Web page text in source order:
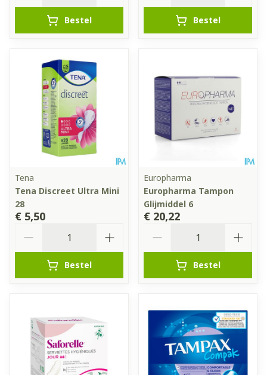
Bestel Bestel
Tena
Tena Discreet Ultra Mini
28
€ 5,50
Bestel
Europharma
Europharma Tampon
Glijmiddel 6
€ 20,22
Bestel